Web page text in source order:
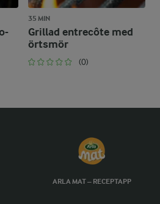
35 MIN
Grillad entrecôte med
örtsmör
(0)
ARLA MAT – RECEPTAPP